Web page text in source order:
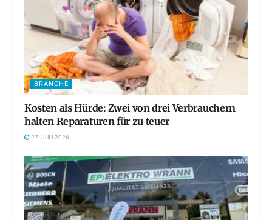
BRANCHE
Kosten als Hürde: Zwei von drei Verbrauchern
halten Reparaturen für zu teuer
27. JULI 2026